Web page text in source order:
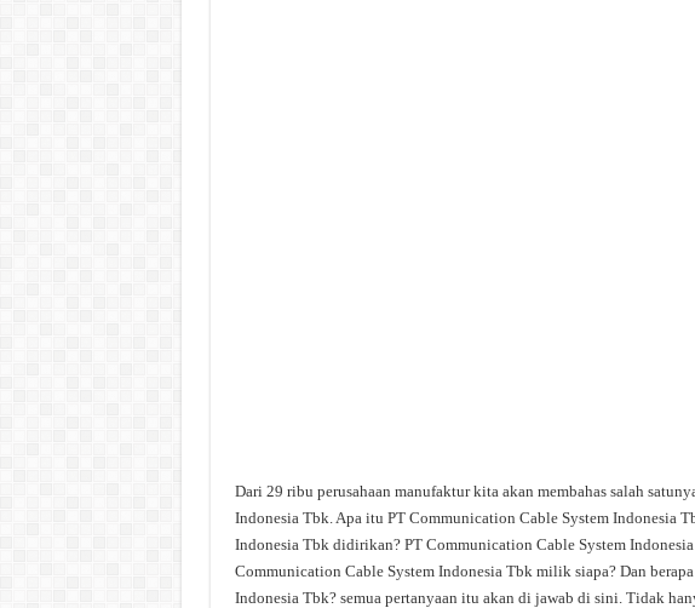
Dari 29 ribu perusahaan manufaktur kita akan membahas salah
Indonesia Tbk. Apa itu PT Communication Cable System Indonesia
Indonesia Tbk didirikan? PT Communication Cable System
Communication Cable System Indonesia Tbk milik siapa? Dan
Indonesia Tbk? semua pertanyaan itu akan di jawab di sini. Tidak